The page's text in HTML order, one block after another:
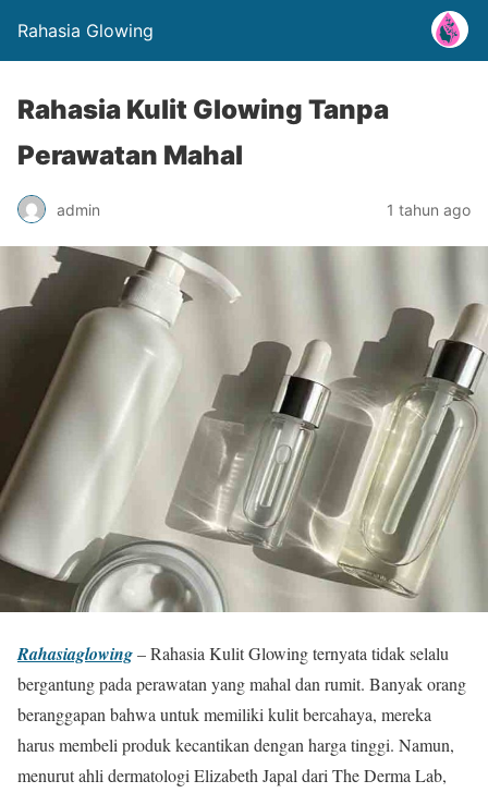
Rahasia Glowing
Rahasia Kulit Glowing Tanpa
Perawatan Mahal
admin 1 tahun ago
Rahasiaglowing– Rahasia Kulit Glowing ternyata tidak selalu
bergantung pada perawatan yang mahal dan rumit. Banyak orang
beranggapan bahwa untuk memiliki kulit bercahaya, mereka
harus membeli produk kecantikan dengan harga tinggi. Namun,
menurut ahli dermatologi Elizabeth Japal dari The Derma Lab,